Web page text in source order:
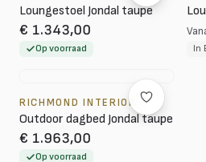
Loungestoel Jondal taupe
€ 1.343,00
Op voorraad In
RICHMOND INTERIORS
Outdoor dagbed Jondal taupe
€ 1.963,00
Op voorraad